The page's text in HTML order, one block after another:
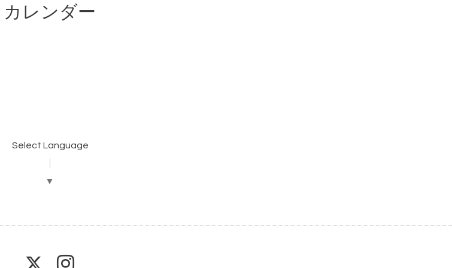
カレンダー
Select Language
▼